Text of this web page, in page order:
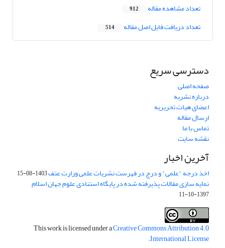
تعداد مشاهده مقاله 912
تعداد دریافت فایل اصل مقاله 514
دسترسی سریع
صفحه اصلی
درباره نشریه
اعضای هیات تحریریه
ارسال مقاله
تماس با ما
نقشه سایت
آخرین اخبار
اخذ درجه "علمی" و درج در فهرست نشریات علمی وزارت عتف1403-08-15
نمایه سازی مقالات پذیرفته شده در پایگاه استنادی علوم جهان اسلام
1397-10-11
This work is licensed under aCreative Commons Attribution 4.0
International License
.